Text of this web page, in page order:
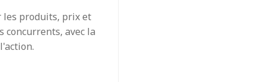
produits, prix et
concurrents, avec la